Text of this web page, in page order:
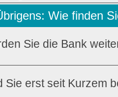
Wie finden
Sie die Bank
Sie erst seit Kurzem